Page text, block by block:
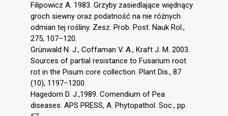
Filipowicz A. 1983. Grzyby zasiedlające więdnący
groch siewny oraz podatność na nie różnych
odmian tej rośliny. Zesz. Prob. Post. Nauk Rol.,
275, 107–120.
Grünwald N. J., Coffaman V. A., Kraft J. M. 2003.
Sources of partial resistance to Fusarium root
rot in the Pisum core collection. Plant Dis., 87
(10), 1197–1200.
Hagedorn D. J.,1989. Comendium of Pea
diseases. APS PRESS, A. Phytopathol. Soc., pp.